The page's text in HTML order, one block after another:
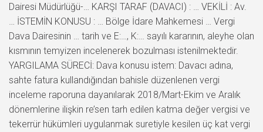
Dairesi Müdürlüğü-… KARŞI TARAF (DAVACI) : … VEKİLİ : Av.
… İSTEMİN KONUSU : … Bölge İdare Mahkemesi … Vergi
Dava Dairesinin … tarih ve E:…, K:… sayılı kararının, aleyhe olan
kısmının temyizen incelenerek bozulması istenilmektedir.
YARGILAMA SÜRECİ: Dava konusu istem: Davacı adına,
sahte fatura kullandığından bahisle düzenlenen vergi
inceleme raporuna dayanılarak 2018/Mart-Ekim ve Aralık
dönemlerine ilişkin re’sen tarh edilen katma değer vergisi ve
tekerrür hükümleri uygulanmak suretiyle kesilen üç kat vergi